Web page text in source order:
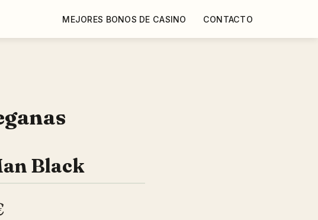
MEJORES BONOS DE CASINO CONTACTO
Black